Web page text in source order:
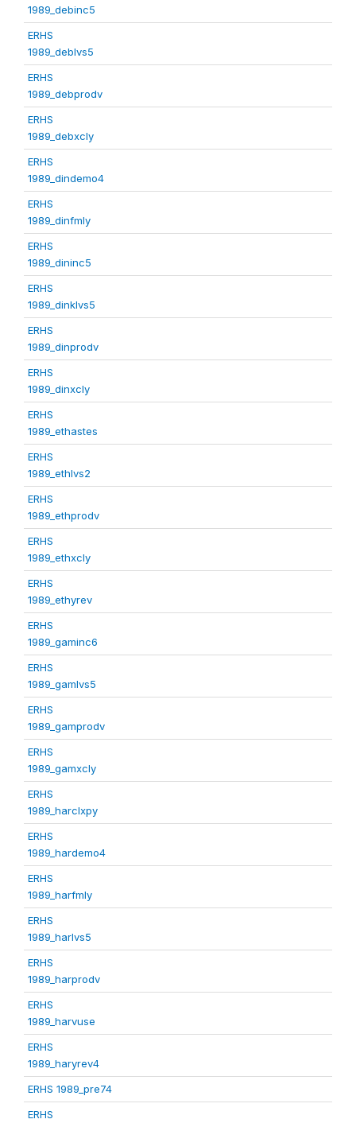
1989_debinc5
ERHS
1989_deblvs5
ERHS
1989_debprodv
ERHS
1989_debxcly
ERHS
1989_dindemo4
ERHS
1989_dinfmly
ERHS
1989_dininc5
ERHS
1989_dinklvs5
ERHS
1989_dinprodv
ERHS
1989_dinxcly
ERHS
1989_ethastes
ERHS
1989_ethlvs2
ERHS
1989_ethprodv
ERHS
1989_ethxcly
ERHS
1989_ethyrev
ERHS
1989_gaminc6
ERHS
1989_gamlvs5
ERHS
1989_gamprodv
ERHS
1989_gamxcly
ERHS
1989_harclxpy
ERHS
1989_hardemo4
ERHS
1989_harfmly
ERHS
1989_harlvs5
ERHS
1989_harprodv
ERHS
1989_harvuse
ERHS
1989_haryrev4
ERHS 1989_pre74
ERHS